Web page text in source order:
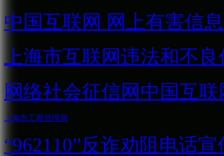
中国互联网 网上有害信
上海市互联网违法和不
网络社会征信网 中国互
上海市工商管理局
“962110”反诈劝阻电话宣